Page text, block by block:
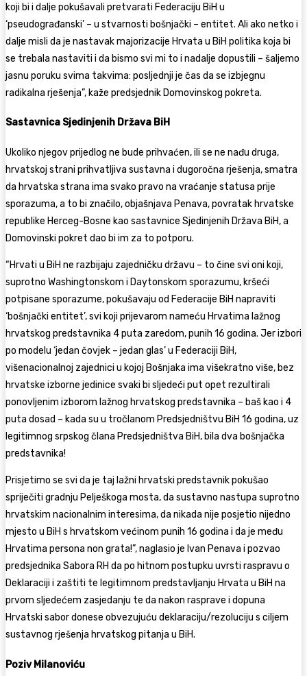
koji bi i dalje pokušavali pretvarati Federaciju BiH u
‘pseudograđanski’ – u stvarnosti bošnjački – entitet. Ali ako netko i
dalje misli da je nastavak majorizacije Hrvata u BiH politika koja bi
se trebala nastaviti i da bismo svi mi to i nadalje dopustili – šaljemo
jasnu poruku svima takvima: posljednji je čas da se izbjegnu
radikalna rješenja”, kaže predsjednik Domovinskog pokreta.
Sastavnica Sjedinjenih Država BiH
Ukoliko njegov prijedlog ne bude prihvaćen, ili se ne nađu druga,
hrvatskoj strani prihvatljiva sustavna i dugoročna rješenja, smatra
da hrvatska strana ima svako pravo na vraćanje statusa prije
sporazuma, a to bi značilo, objašnjava Penava, povratak hrvatske
republike Herceg-Bosne kao sastavnice Sjedinjenih Država BiH, a
Domovinski pokret dao bi im za to potporu.
“Hrvati u BiH ne razbijaju zajedničku državu – to čine svi oni koji,
suprotno Washingtonskom i Daytonskom sporazumu, kršeći
potpisane sporazume, pokušavaju od Federacije BiH napraviti
‘bošnjački entitet’, svi koji prijevarom nameću Hrvatima lažnog
hrvatskog predstavnika 4 puta zaredom, punih 16 godina. Jer izbori
po modelu ‘jedan čovjek – jedan glas’ u Federaciji BiH,
višenacionalnoj zajednici u kojoj Bošnjaka ima višekratno više, bez
hrvatske izborne jedinice svaki bi sljedeći put opet rezultirali
ponovljenim izborom lažnog hrvatskog predstavnika – baš kao i 4
puta dosad – kada su u tročlanom Predsjedništvu BiH 16 godina, uz
legitimnog srpskog člana Predsjedništva BiH, bila dva bošnjačka
predstavnika!
Prisjetimo se svi da je taj lažni hrvatski predstavnik pokušao
spriječiti gradnju Pelješkoga mosta, da sustavno nastupa suprotno
hrvatskim nacionalnim interesima, da nikada nije posjetio nijedno
mjesto u BiH s hrvatskom većinom punih 16 godina i da je među
Hrvatima persona non grata!”, naglasio je Ivan Penava i pozvao
predsjednika Sabora RH da po hitnom postupku uvrsti raspravu o
Deklaraciji i zaštiti te legitimnom predstavljanju Hrvata u BiH na
prvom sljedećem zasjedanju te da nakon rasprave i dopuna
Hrvatski sabor donese obvezujuću deklaraciju/rezoluciju s ciljem
sustavnog rješenja hrvatskog pitanja u BiH.
Poziv Milanoviću